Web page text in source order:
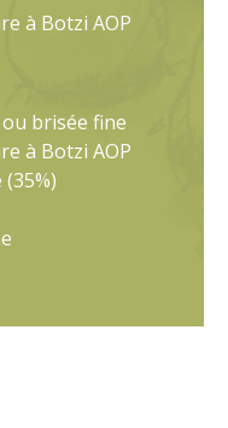
à Botzi AOP
brisée fine
à Botzi AOP